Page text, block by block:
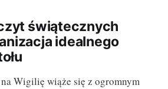
świątecznych
idealnego
Wigilię wiąże się z ogromnym